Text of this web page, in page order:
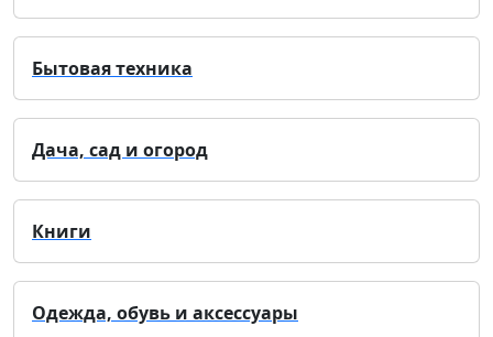
Бытовая техника
Дача, сад и огород
Книги
Одежда, обувь и аксессуары